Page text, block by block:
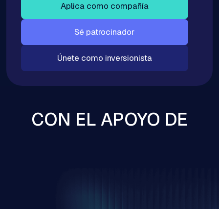
Aplica como compañía
Sé patrocinador
Únete como inversionista
CON EL APOYO DE